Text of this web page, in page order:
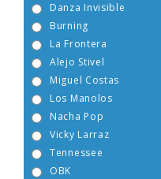
Danza Invisible
Burning
La Frontera
Alejo Stivel
Miguel Costas
Los Manolos
Nacha Pop
Vicky Larraz
Tennessee
OBK